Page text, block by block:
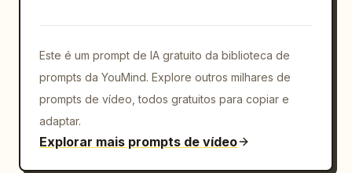
Este é um prompt de IA gratuito da biblioteca de
prompts da YouMind. Explore outros milhares de
prompts de vídeo, todos gratuitos para copiar e
adaptar.
Explorar mais prompts de vídeo